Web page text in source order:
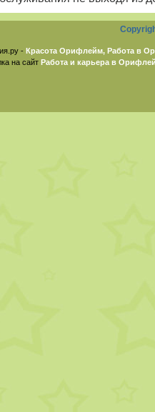
- Красота Орифлейм, Работа в
на сайт Работа и карьера в